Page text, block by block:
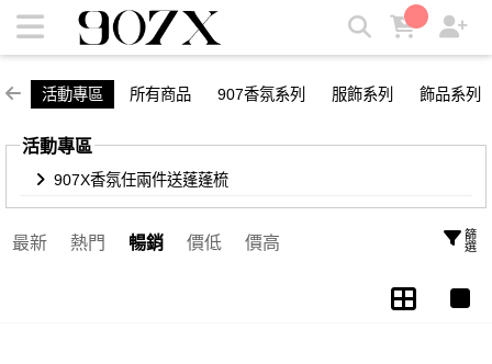
907X香氛任兩件送蓬蓬梳 | 907X
活動專區 所有商品 907香氛系列 服飾系列 飾品系列
活動專區
907X香氛任兩件送蓬蓬梳
最新 熱門 暢銷 價低 價高 篩選